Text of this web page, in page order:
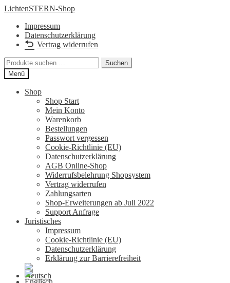
Zur
springen
Zum
springen
LichtenSTERN-Shop
Impressum
Datenschutzerklärung
Vertrag widerrufen
Suchen
nach:
Suchen
Menü
Shop
Shop Start
Mein Konto
Warenkorb
Bestellungen
Passwort vergessen
Cookie-Richtlinie (EU)
Datenschutzerklärung
AGB Online-Shop
Widerrufsbelehrung Shopsystem
Vertrag widerrufen
Zahlungsarten
Shop-Erweiterungen ab Juli 2022
Support Anfrage
Juristisches
Impressum
Cookie-Richtlinie (EU)
Datenschutzerklärung
Erklärung zur Barrierefreiheit